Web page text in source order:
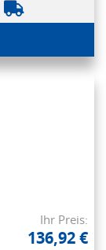
Ihr Preis:
136,92 €